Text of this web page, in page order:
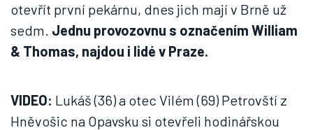
otevřít první pekárnu, dnes jich mají v Brně už
sedm. Jednu provozovnu s označením William
& Thomas, najdou i lidé v Praze.
VIDEO: Lukáš (36) a otec Vilém (69) Petrovští z
Hněvošic na Opavsku si otevřeli hodinářskou